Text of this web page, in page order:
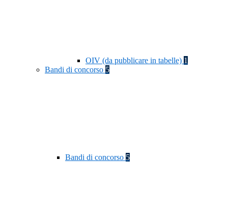
OIV (da pubblicare in tabelle) 1
Bandi di concorso 5
Bandi di concorso 5